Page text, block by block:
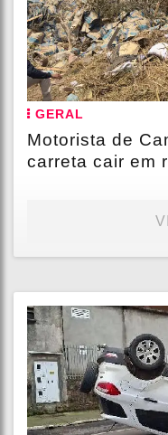
GERAL
Motorista de
carreta cair em